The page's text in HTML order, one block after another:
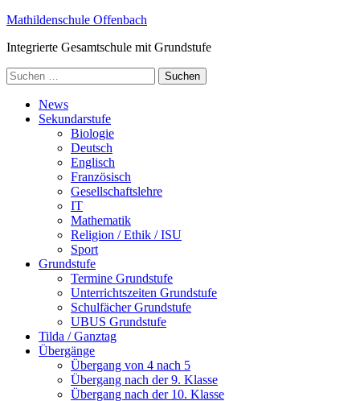
Zum
springen
drücken)
Mathildenschule Offenbach
Integrierte Gesamtschule mit Grundstufe
Suchen
nach:
News
Sekundarstufe
Biologie
Deutsch
Englisch
Französisch
Gesellschaftslehre
IT
Mathematik
Religion / Ethik / ISU
Sport
Grundstufe
Termine Grundstufe
Unterrichtszeiten Grundstufe
Schulfächer Grundstufe
UBUS Grundstufe
Tilda / Ganztag
Übergänge
Übergang von 4 nach 5
Übergang nach der 9. Klasse
Übergang nach der 10. Klasse